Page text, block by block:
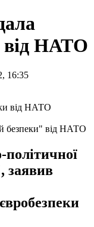
від НАТО
16:35
безпеки" від НАТО
політичної
заявив